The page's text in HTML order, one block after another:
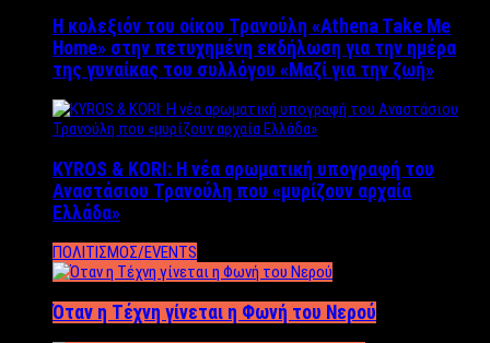
Η κολεξιόν του οίκου Τρανούλη «Athena Take Me
Home» στην πετυχημένη εκδήλωση για την ημέρα
της γυναίκας του συλλόγου «Μαζί για την ζωή»
KYROS & KORI: Η νέα αρωματική υπογραφή του
Αναστάσιου Τρανούλη που «μυρίζουν αρχαία
Ελλάδα»
ΠΟΛΙΤΙΣΜΟΣ/EVENTS
Όταν η Τέχνη γίνεται η Φωνή του Νερού